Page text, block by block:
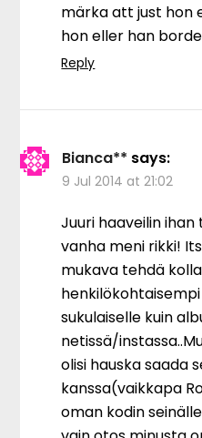
märka att just hon
hon eller han
Reply
Bianca** says:
9 Jul 2014 at 21:02
Juuri haaveilin
vanha meni rikki!
mukava tehdä
sukulaiselle kuin
netissä/
olisi hauska saada
kanssa(vaikkapa
oman kodin